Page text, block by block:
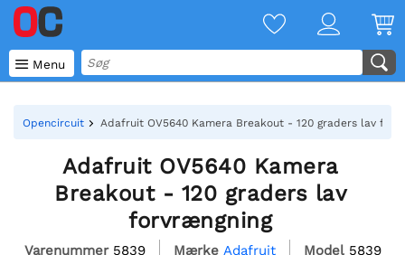
 Menu
Opencircuit Adafruit OV5640 Kamera Breakout - 120 graders lav
Adafruit OV5640 Kamera
Breakout - 120 graders lav
forvrængning
Varenummer 5839 Mærke Adafruit Model 5839